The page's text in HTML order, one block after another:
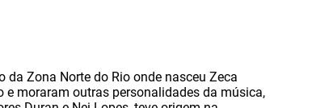
da Zona Norte do Rio onde nasceu Zeca
e moraram outras personalidades da música,